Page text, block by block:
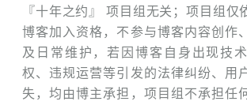
『十年之约』 项目组无关；项目组仅
博客加入资格，不参与博客内容创作
及日常维护，若因博客自身出现技
权、违规运营等引发的法律纠纷、用
失，均由博主承担，项目组不承担任